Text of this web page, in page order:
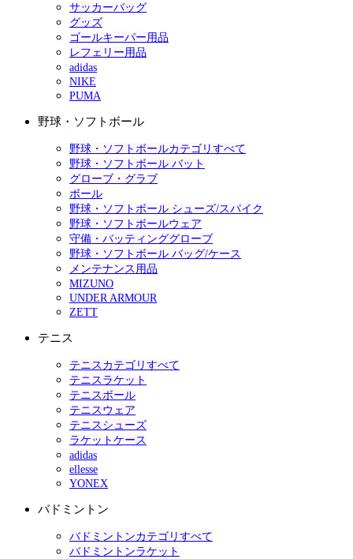
サッカーバッグ
グッズ
ゴールキーパー用品
レフェリー用品
adidas
NIKE
PUMA
野球・ソフトボール
野球・ソフトボールカテゴリすべて
野球・ソフトボール バット
グローブ・グラブ
ボール
野球・ソフトボール シューズ/スパイク
野球・ソフトボールウェア
守備・バッティンググローブ
野球・ソフトボール バッグ/ケース
メンテナンス用品
MIZUNO
UNDER ARMOUR
ZETT
テニス
テニスカテゴリすべて
テニスラケット
テニスボール
テニスウェア
テニスシューズ
ラケットケース
adidas
ellesse
YONEX
バドミントン
バドミントンカテゴリすべて
バドミントンラケット